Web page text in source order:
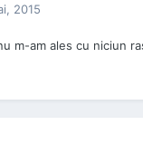
2015
m-am ales cu niciun